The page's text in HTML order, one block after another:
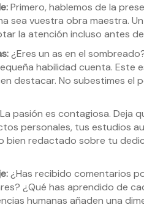
Primero, hablemos de la
sea vuestra obra maestra.
la atención incluso antes
¿Eres un as en el
habilidad cuenta. Este
destacar. No subestimes el
La pasión es contagiosa. Deja
personales, tus estudios
bien redactado sobre tu
¿Has recibido comentarios
¿Qué has aprendido de
humanas añaden una